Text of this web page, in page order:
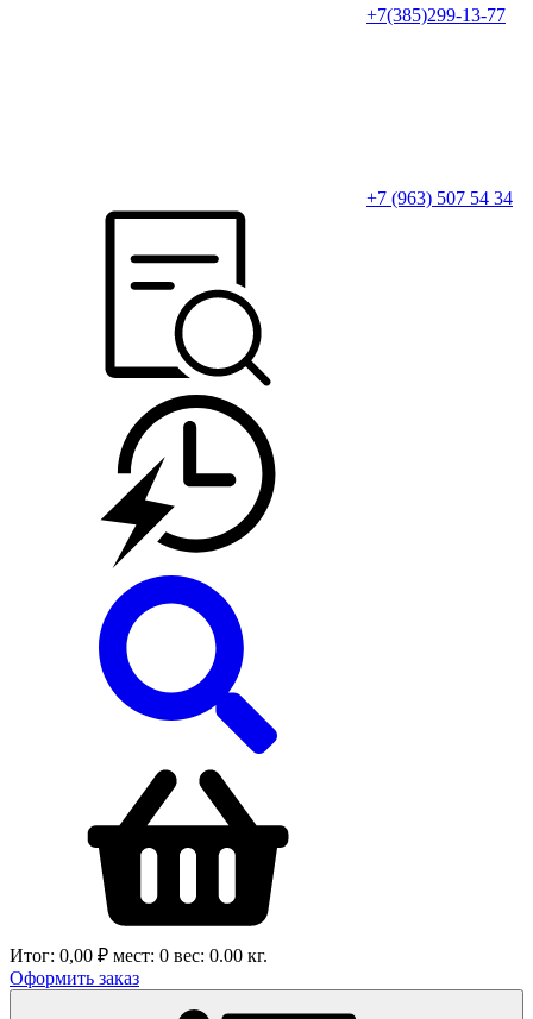
+7(385)299-13-77
+7 (963) 507 54 34
Итог: 0,00 ₽ мест: 0 вес: 0.00 кг.
Оформить заказ